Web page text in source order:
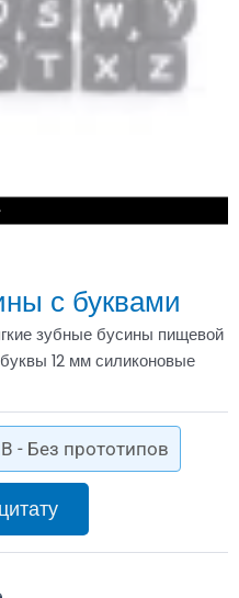
с буквами
зубные бусины пищевой
12 мм силиконовые
- Без прототипов